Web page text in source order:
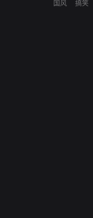
国风
搞笑